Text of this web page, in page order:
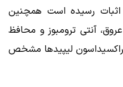
رسیده است همچنین
آنتی ترومبوز و محافظ
لیپیدها مشخص